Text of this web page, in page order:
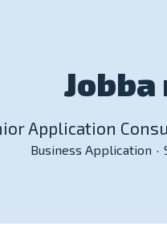
Jobba
Application
Business Application ·